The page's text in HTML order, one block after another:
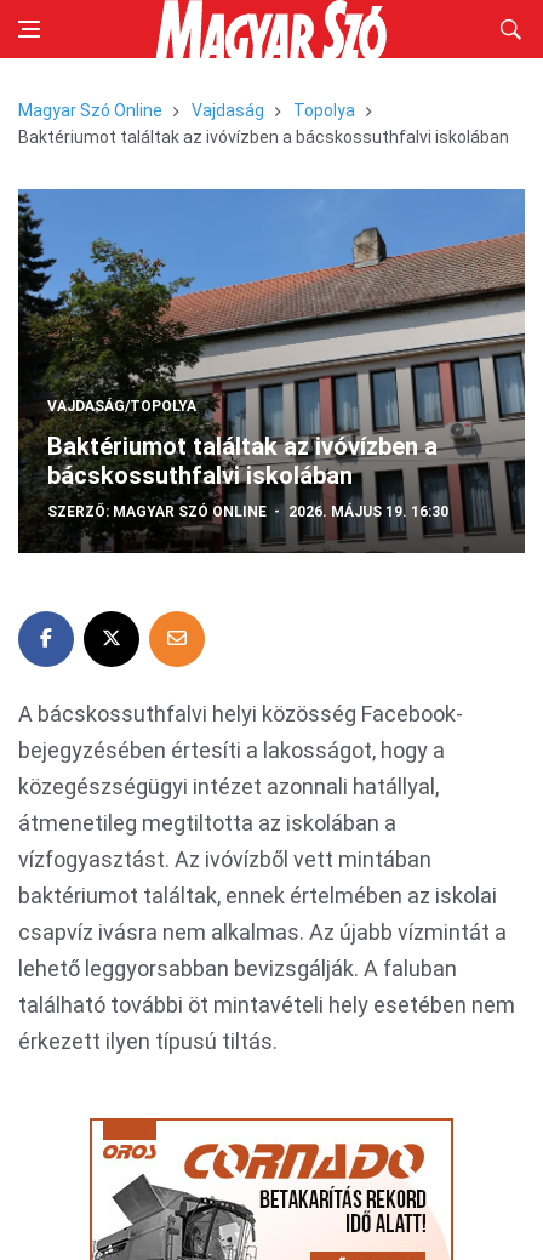
Magyar Szó Online Vajdaság
Topolya
Baktériumot találtak az ivóvízben a bácskossuthfalvi iskolában
VAJDASÁG/TOPOLYA
Baktériumot találtak az ivóvízben a
bácskossuthfalvi iskolában
SZERZŐ: MAGYAR SZÓ ONLINE 2026. MÁJUS 19. 16:30
A bácskossuthfalvi helyi közösség Facebook-
bejegyzésében értesíti a lakosságot, hogy a
közegészségügyi intézet azonnali hatállyal,
átmenetileg megtiltotta az iskolában a
vízfogyasztást. Az ivóvízből vett mintában
baktériumot találtak, ennek értelmében az iskolai
csapvíz ivásra nem alkalmas. Az újabb vízmintát a
lehető leggyorsabban bevizsgálják. A faluban
található további öt mintavételi hely esetében nem
érkezett ilyen típusú tiltás.